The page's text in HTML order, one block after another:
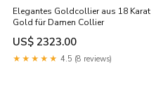
Elegantes Goldcollier aus 18 Karat
Gold für Damen Collier
US$ 2323.00
★★★★★ 4.5 (8 reviews)